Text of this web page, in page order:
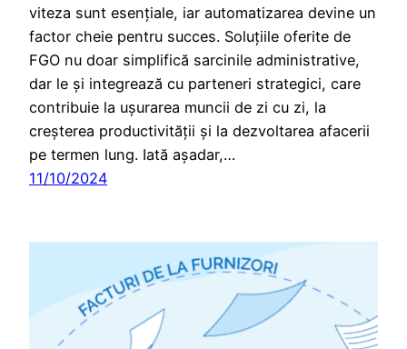
viteza sunt esențiale, iar automatizarea devine un
factor cheie pentru succes. Soluțiile oferite de
FGO nu doar simplifică sarcinile administrative,
dar le și integrează cu parteneri strategici, care
contribuie la ușurarea muncii de zi cu zi, la
creșterea productivității și la dezvoltarea afacerii
pe termen lung. Iată așadar,…
11/10/2024